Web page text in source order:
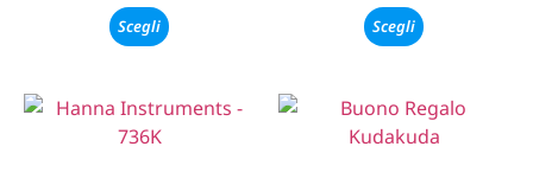
Scegli Scegli